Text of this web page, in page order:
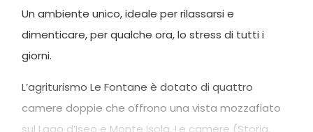
Un ambiente unico, ideale per rilassarsi e
dimenticare, per qualche ora, lo stress di tutti i
giorni.
L’agriturismo Le Fontane è dotato di quattro
camere doppie che offrono una vista mozzafiato
sul Lago d’Iseo e Monte Isola. Le camere (Storia,